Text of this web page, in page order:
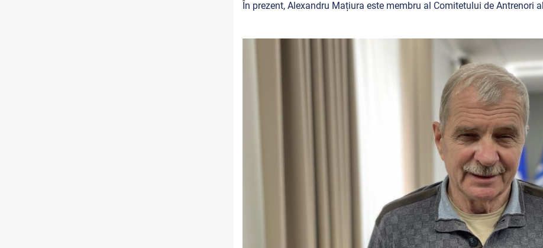
În prezent, Alexandru Mațiura este membru al Comitetului de Antrenori